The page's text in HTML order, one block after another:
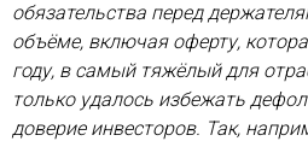
обязательства перед
объёме, включая оферту,
году, в самый тяжёлый для
только удалось избежать
доверие инвесторов. Так,